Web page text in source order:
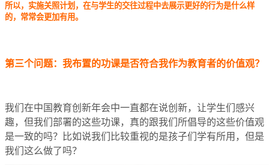
所以， 实施关照计划，在与学生的交往过程中去展示更好的行为是什么样
的，常常会更加有用。
第三个问题：我布置的功课是否符合我作为教育者的价值观？
我们在中国教育创新年会中一直都在说创新，让学生们感兴
趣，但我们部署的这些功课，真的跟我们所倡导的这些价值观
是一致的吗？比如说我们比较重视的是孩子们学有所用，但是
我们这么做了吗？